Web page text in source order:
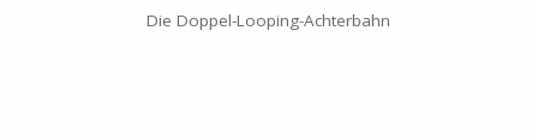
Die Doppel-Looping-Achterbahn